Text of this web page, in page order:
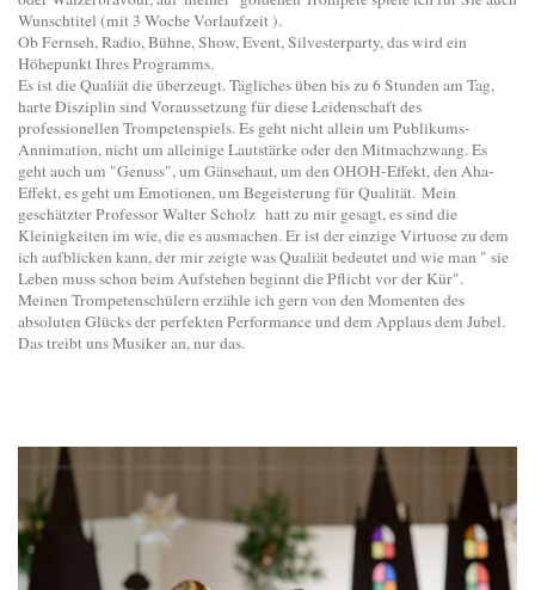
Wunschtitel (mit 3 Woche Vorlaufzeit ).
Ob Fernseh, Radio, Bühne, Show, Event, Silvesterparty, das wird ein
Höhepunkt Ihres Programms.
Es ist die Qualiät die überzeugt. Tägliches üben bis zu 6 Stunden am Tag,
harte Disziplin sind Voraussetzung für diese Leidenschaft des
professionellen Trompetenspiels. Es geht nicht allein um Publikums-
Annimation, nicht um alleinige Lautstärke oder den Mitmachzwang. Es
geht auch um "Genuss", um Gänsehaut, um den OHOH-Effekt, den Aha-
Effekt, es geht um Emotionen, um Begeisterung für Qualität. Mein
geschätzter Professor Walter Scholz hatt zu mir gesagt, es sind die
Kleinigkeiten im wie, die es ausmachen. Er ist der einzige Virtuose zu dem
ich aufblicken kann, der mir zeigte was Qualiät bedeutet und wie man " sie
Leben muss schon beim Aufstehen beginnt die Pflicht vor der Kür".
Meinen Trompetenschülern erzähle ich gern von den Momenten des
absoluten Glücks der perfekten Performance und dem Applaus dem Jubel.
Das treibt uns Musiker an, nur das.